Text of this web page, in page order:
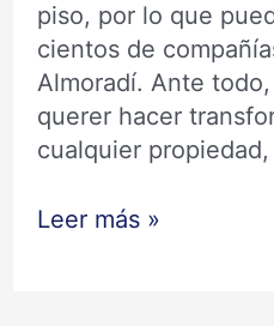
piso, por lo que
cientos de
Almoradí. Ante
querer hacer
cualquier
Leer más »